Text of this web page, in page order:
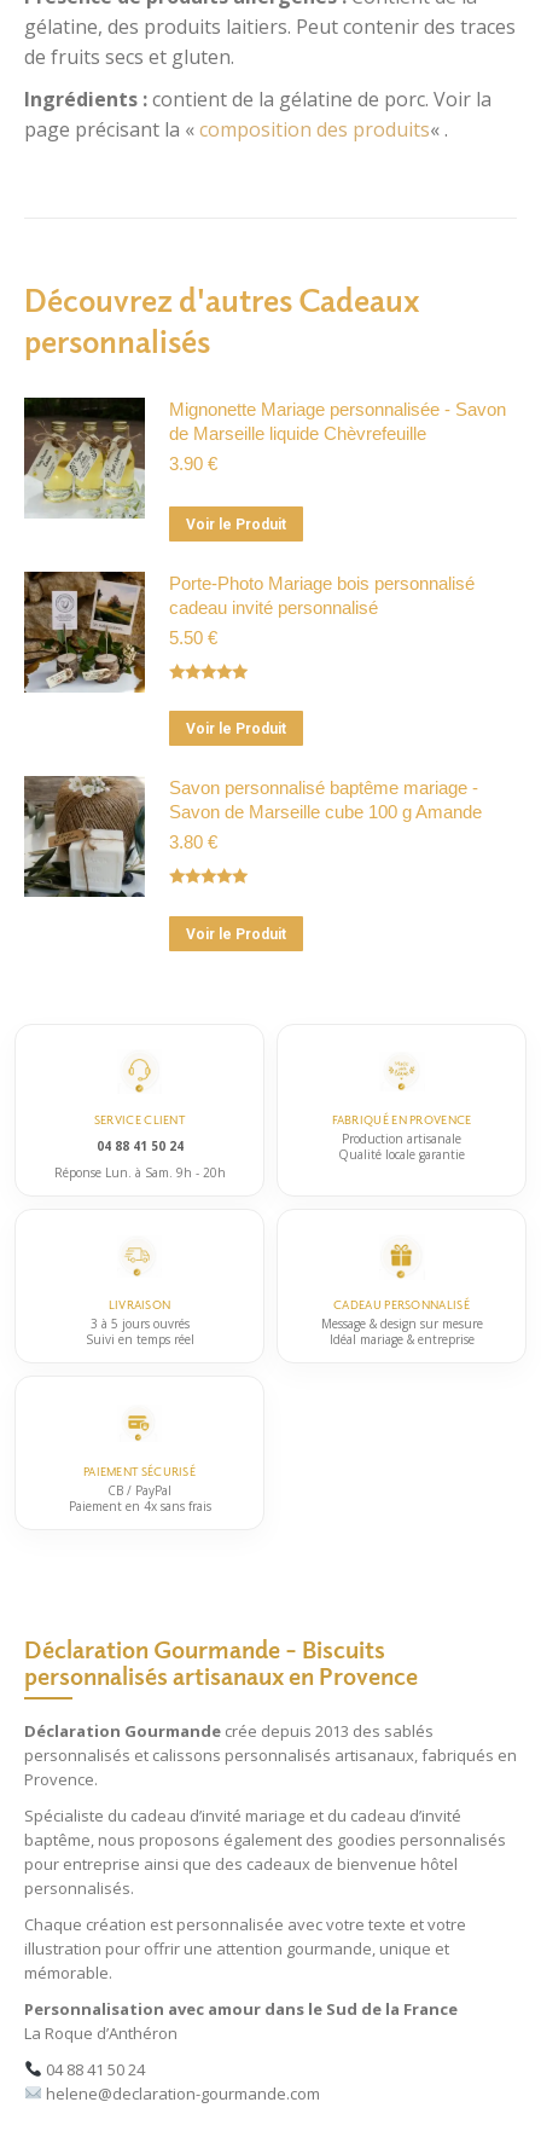
gélatine, des produits laitiers. Peut contenir des traces
de fruits secs et gluten.
Ingrédients :contient de la gélatine de porc. Voir la
page précisant la «composition des produits« .
Découvrez d'autres Cadeaux
personnalisés
Mignonette Mariage personnalisée - Savon
de Marseille liquide Chèvrefeuille
3.90 €
Voir le Produit
produit
a
plusieurs
choisies
sur
du
Porte-Photo Mariage bois personnalisé
cadeau invité personnalisé
5.50 €
sur 5
Voir le Produit
produit
a
plusieurs
produit
Savon personnalisé baptême mariage -
Savon de Marseille cube 100 g Amande
3.80 €
sur 5
Voir le Produit
produit
options
peuvent
du
produit
SERVICE CLIENT
04 88 41 50 24
Réponse Lun. à Sam. 9h - 20h
FABRIQUÉ EN PROVENCE
Production artisanale
Qualité locale garantie
LIVRAISON
3 à 5 jours ouvrés
Suivi en temps réel
CADEAU PERSONNALISÉ
Message & design sur mesure
Idéal mariage & entreprise
PAIEMENT SÉCURISÉ
CB / PayPal
Paiement en 4x sans frais
Déclaration Gourmande – Biscuits
personnalisés artisanaux en Provence
Déclaration Gourmande crée depuis 2013 des sablés
personnalisés et calissons personnalisés artisanaux, fabriqués en
Provence.
Spécialiste du cadeau d’invité mariage et du cadeau d’invité
baptême, nous proposons également des goodies personnalisés
pour entreprise ainsi que des cadeaux de bienvenue hôtel
personnalisés.
Chaque création est personnalisée avec votre texte et votre
illustration pour offrir une attention gourmande, unique et
mémorable.
Personnalisation avec amour dans le Sud de la France
La Roque d’Anthéron
04 88 41 50 24
helene@declaration-gourmande.com